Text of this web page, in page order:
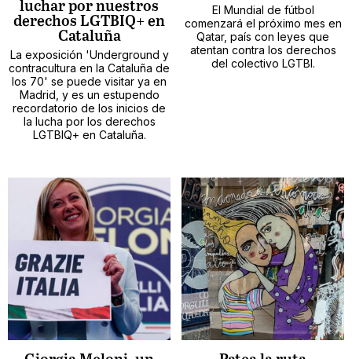
luchar por nuestros
derechos LGTBIQ+ en
Cataluña
La exposición 'Underground y
contracultura en la Cataluña de
los 70' se puede visitar ya en
Madrid, y es un estupendo
recordatorio de los inicios de
la lucha por los derechos
LGTBIQ+ en Cataluña.
El Mundial de fútbol
comenzará el próximo mes en
Qatar, país con leyes que
atentan contra los derechos
del colectivo LGTBI.